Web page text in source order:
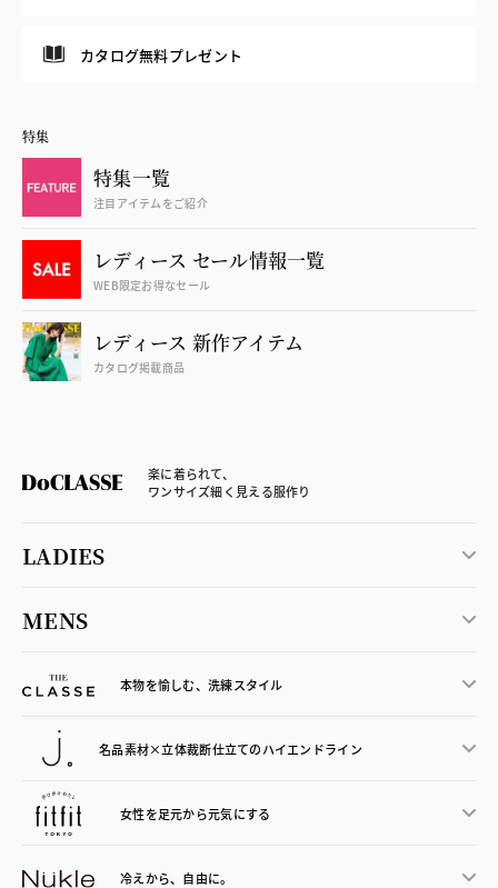
カタログ無料プレゼント
特集
特集一覧
注目アイテムをご紹介
レディース セール情報一覧
WEB限定お得なセール
レディース 新作アイテム
カタログ掲載商品
楽に着られて、
ワンサイズ細く見える服作り
LADIES
MENS
本物を愉しむ、洗練スタイル
名品素材×立体裁断仕立てのハイエンドライン
女性を足元から元気にする
冷えから、 自由に。